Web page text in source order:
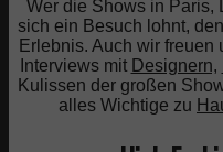
Wer die Shows in Paris,
sich ein Besuch lohnt,
Erlebnis. Auch wir
Interviews mit Designern,
Kulissen der großen
alles Wichtige zu